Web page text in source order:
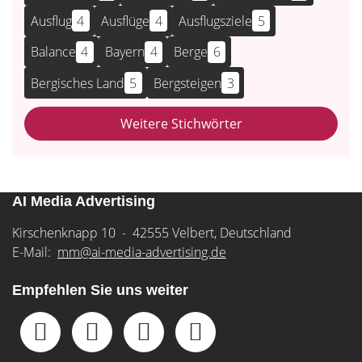
Ausflug 4 Ausflüge 4 Ausflugsziele 5
Balance 4 Bayern 4 Berge 6
Bergisches Land 5 Bergsteigen 3
Weitere Stichwörter
AI Media Advertising
Kirschenknapp 10 - 42555 Velbert, Deutschland
E-Mail: mm@ai-media-advertising.de
Empfehlen Sie uns weiter